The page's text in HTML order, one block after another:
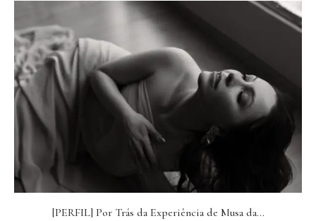
[PERFIL] Por Trás da Experiência de Musa da...